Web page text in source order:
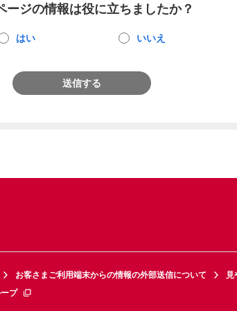
ージの情報は役に立ちましたか？
はい いいえ
送信する
お客さまご利用端末からの情報の外部送信について
見
プ